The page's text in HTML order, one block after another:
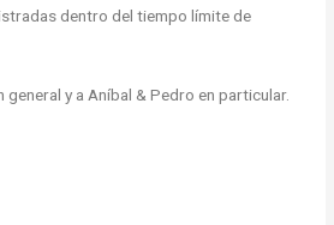
dentro del tiempo límite de
general y a Aníbal & Pedro en particular.